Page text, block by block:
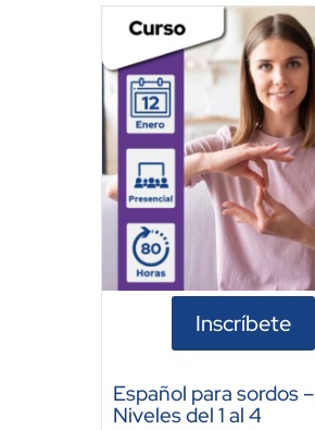
Inscríbete
Español para sordos –
Niveles del 1 al 4